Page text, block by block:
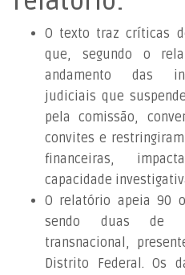
O texto traz críticas
que, segundo o
andamento das
judiciais que
pela comissão,
convites e
financeiras,
capacidade
O relatório apeia 90
sendo duas de
transnacional,
Distrito Federal. Os